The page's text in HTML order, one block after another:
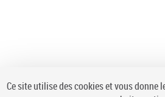
Ce site utilise des cookies et vous donne